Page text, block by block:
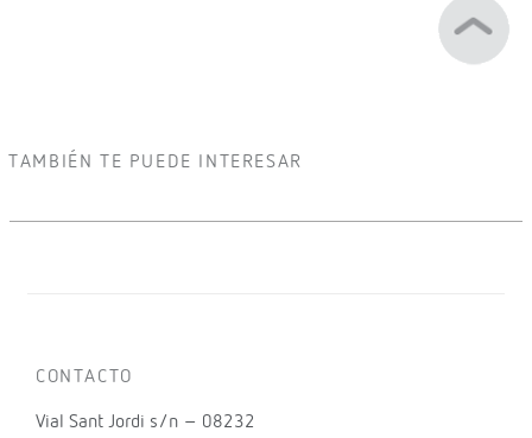
TAMBIÉN TE PUEDE INTERESAR
CONTACTO
Vial Sant Jordi s/n – 08232